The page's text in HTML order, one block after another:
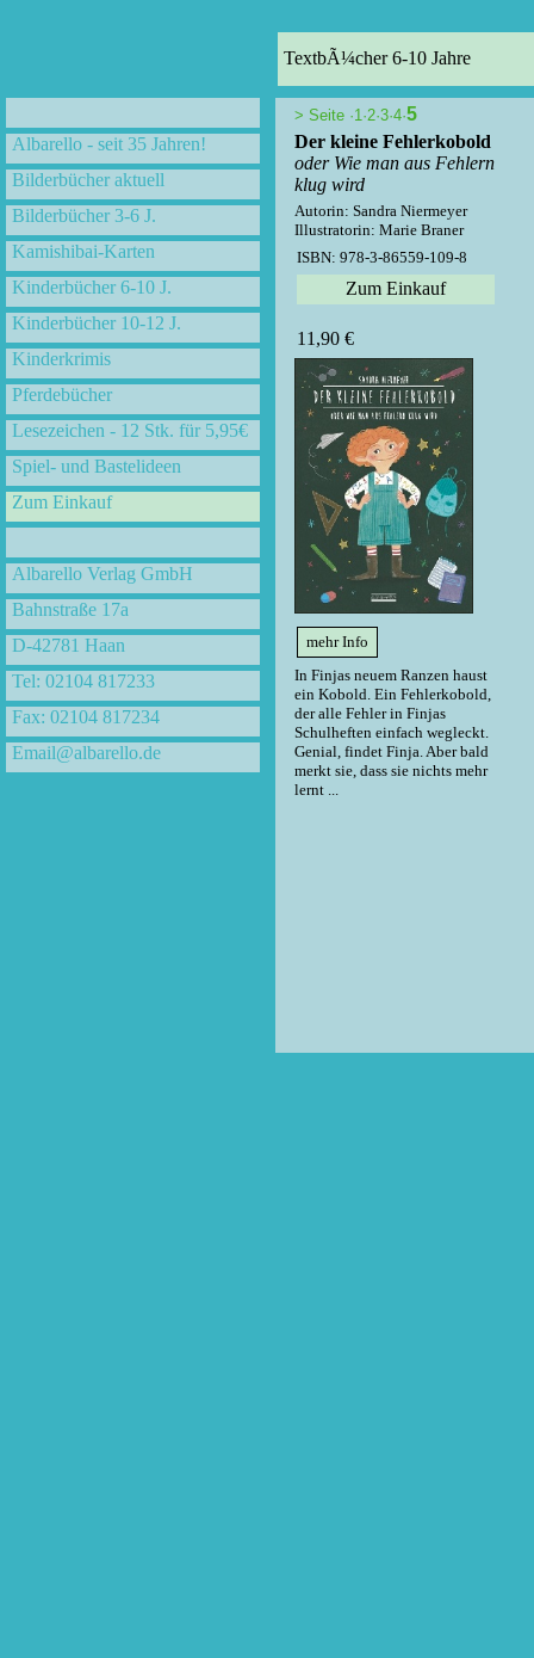
TextbÃ¼cher 6-10 Jahre
Albarello - seit 35 Jahren!
Bilderbücher aktuell
Bilderbücher 3-6 J.
Kamishibai-Karten
Kinderbücher 6-10 J.
Kinderbücher 10-12 J.
Kinderkrimis
Pferdebücher
Lesezeichen - 12 Stk. für 5,95€
Spiel- und Bastelideen
Zum Einkauf
Albarello Verlag GmbH
Bahnstraße 17a
D-42781 Haan
Tel: 02104 817233
Fax: 02104 817234
Email@albarello.de
> Seite ·1·2·3·4·5
Der kleine Fehlerkobold
oder Wie man aus Fehlern
klug wird
Autorin: Sandra Niermeyer
Illustratorin: Marie Braner
ISBN: 978-3-86559-109-8
Zum Einkauf
11,90 €
mehr Info
In Finjas neuem Ranzen haust
ein Kobold. Ein Fehlerkobold,
der alle Fehler in Finjas
Schulheften einfach wegleckt.
Genial, findet Finja. Aber bald
merkt sie, dass sie nichts mehr
lernt ...